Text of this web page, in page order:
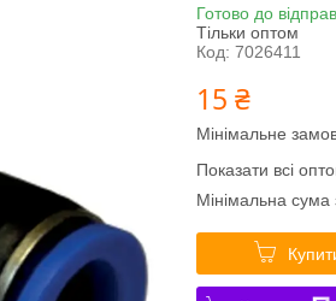
Готово до
Тільки оптом
Код: 7026411
15 ₴
Мінімальне
Показати всі
Мінімальна